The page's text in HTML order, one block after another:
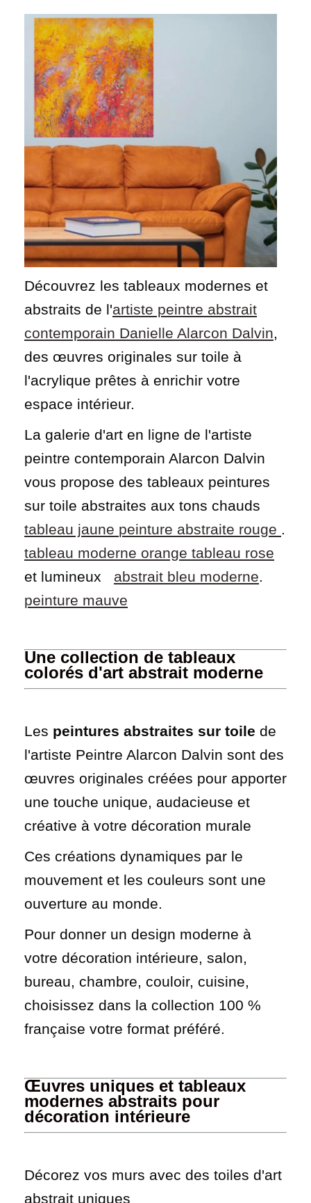
Découvrez les tableaux modernes et
abstraits de l'artiste peintre abstrait
contemporain Danielle Alarcon Dalvin,
des œuvres originales sur toile à
l'acrylique prêtes à enrichir votre
espace intérieur.
La galerie d'art en ligne de l'artiste
peintre contemporain Alarcon Dalvin
vous propose des tableaux peintures
sur toile abstraites aux tons chauds
tableau jaune peinture abstraite rouge .
tableau moderne orange tableau rose
et lumineux abstrait bleu moderne.
peinture mauve
Une collection de tableaux
colorés d'art abstrait moderne
Les peintures abstraites sur toile de
l'artiste Peintre Alarcon Dalvin sont des
œuvres originales créées pour apporter
une touche unique, audacieuse et
créative à votre décoration murale
Ces créations dynamiques par le
mouvement et les couleurs sont une
ouverture au monde.
Pour donner un design moderne à
votre décoration intérieure, salon,
bureau, chambre, couloir, cuisine,
choisissez dans la collection 100 %
française votre format préféré.
Œuvres uniques et tableaux
modernes abstraits pour
décoration intérieure
Décorez vos murs avec des toiles d'art
abstrait uniques